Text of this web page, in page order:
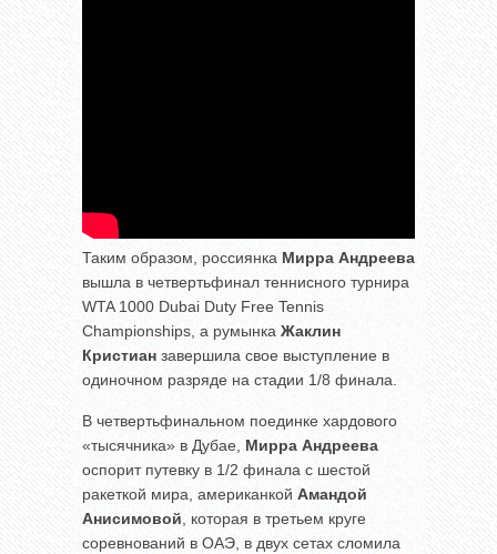
Таким образом, россиянка Мирра Андреева
вышла в четвертьфинал теннисного турнира
WTA 1000 Dubai Duty Free Tennis
Championships, а румынка Жаклин
Кристиан завершила свое выступление в
одиночном разряде на стадии 1/8 финала.
В четвертьфинальном поединке хардового
«тысячника» в Дубае, Мирра Андреева
оспорит путевку в 1/2 финала с шестой
ракеткой мира, американкой Амандой
Анисимовой , которая в третьем круге
соревнований в ОАЭ, в двух сетах сломила